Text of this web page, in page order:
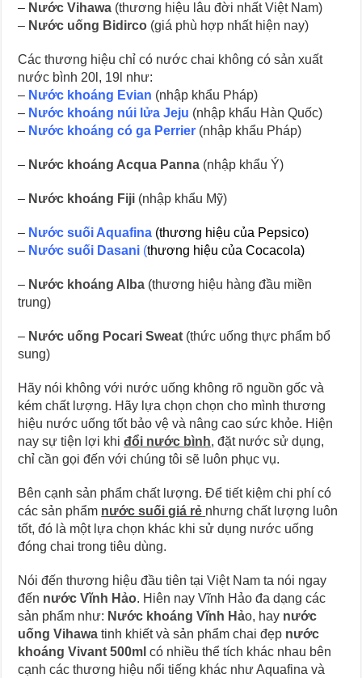
– Nước Vihawa (thương hiệu lâu đời nhất Việt Nam)
– Nước uống Bidirco (giá phù hợp nhất hiện nay)
Các thương hiệu chỉ có nước chai không có sản xuất
nước bình 20l, 19l như:
– Nước khoáng Evian (nhập khẩu Pháp)
– Nước khoáng núi lửa Jeju (nhập khẩu Hàn Quốc)
– Nước khoáng có ga Perrier (nhập khẩu Pháp)
– Nước khoáng Acqua Panna (nhập khẩu Ý)
– Nước khoáng Fiji (nhập khẩu Mỹ)
– Nước suối Aquafina (thương hiệu của Pepsico)
– Nước suối Dasani (thương hiệu của Cocacola)
– Nước khoáng Alba (thương hiệu hàng đầu miền
trung)
– Nước uống Pocari Sweat (thức uống thực phẩm bổ
sung)
Hãy nói không với nước uống không rõ nguồn gốc và
kém chất lượng. Hãy lựa chọn chọn cho mình thương
hiệu nước uống tốt bảo vệ và nâng cao sức khỏe. Hiện
nay sự tiện lợi khiđổi nước bình, đặt nước sử dụng,
chỉ cần gọi đến với chúng tôi sẽ luôn phục vụ.
Bên cạnh sản phẩm chất lượng. Để tiết kiệm chi phí có
các sản phẩm nước suối giá rẻ nhưng chất lượng luôn
tốt, đó là một lựa chọn khác khi sử dụng nước uống
đóng chai trong tiêu dùng.
Nói đến thương hiệu đầu tiên tại Việt Nam ta nói ngay
đến nước Vĩnh Hảo. Hiên nay Vĩnh Hảo đa dạng các
sản phẩm như: Nước khoáng Vĩnh Hảo, hay nước
uống Vihawa tinh khiết và sản phẩm chai đẹp nước
khoáng Vivant 500ml có nhiều thể tích khác nhau bên
cạnh các thương hiệu nổi tiếng khác như Aquafina và